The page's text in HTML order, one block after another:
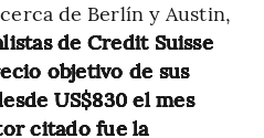
de Berlín y Austin,
de Credit Suisse
objetivo de sus
US$830 el mes
citado fue la